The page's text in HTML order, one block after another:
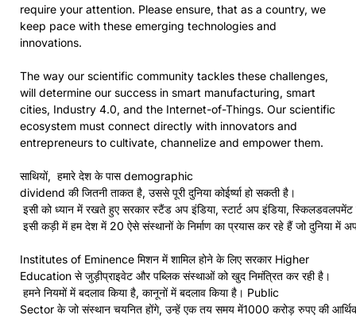
require your attention. Please ensure, that as a country, we
keep pace with these emerging technologies and
innovations.
The way our scientific community tackles these challenges,
will determine our success in smart manufacturing, smart
cities, Industry 4.0, and the Internet-of-Things. Our scientific
ecosystem must connect directly with innovators and
entrepreneurs to cultivate, channelize and empower them.
साथियों, हमारे देश के पास demographic
dividend की जितनी ताकत है, उससे पूरी दुनिया कोईर्ष्या हो सकती है।
इसी को ध्यान में रखते हुए सरकार स्टैंड अप इंडिया, स्टार्ट अप इंडिया, स्किलडवलपमेंट
इसी कड़ी में हम देश में 20 ऐसे संस्थानों के निर्माण का प्रयास कर रहे हैं जो दुनिया में
Institutes of Eminence मिशन में शामिल होने के लिए सरकार Higher
Education से जुड़ीप्राइवेट और पब्लिक संस्थाओं को खुद निमंत्रित कर रही है।
हमने नियमों में बदलाव किया है, कानूनों में बदलाव किया है। Public
Sector के जो संस्थान चयनित होंगे, उन्हें एक तय समय में1000 करोड़ रुपए की आर्थिक